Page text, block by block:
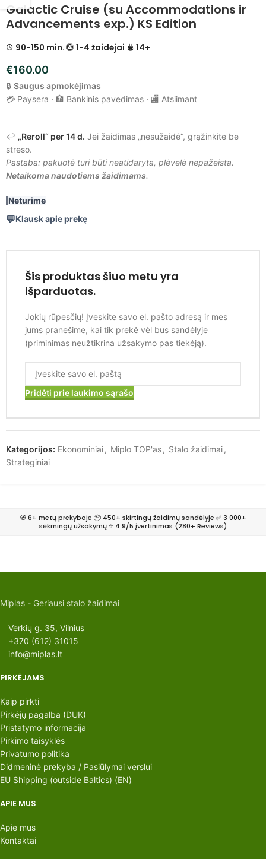
Galactic Cruise (su Accommodations ir
Advancements exp.) KS Edition
90-150 min. 1-4 žaidėjai 14+
€160.00
🔒 Saugus apmokėjimas
💳 Paysera · 🏦 Bankinis pavedimas · 🏬 Atsiimant
↩️ „Reroll“ per 14 d. Jei žaidimas „nesužaidė“, grąžinkite be
streso.
Pastaba: pakuotė turi būti neatidaryta, plėvelė nepažeista.
Netaikoma naudotiems žaidimams.
Neturime
Klausk apie prekę
Šis produktas šiuo metu yra
išparduotas.
Jokių rūpesčių! Įveskite savo el. pašto adresą ir mes
jums pranešime, kai tik prekė vėl bus sandėlyje
(priminimas neužtikrina užsakymo pas tiekėją).
Pridėti prie laukimo sąrašo
Kategorijos: Ekonominiai, Miplo TOP'as, Stalo žaidimai,
Strateginiai
🧭 6+ metų prekyboje 📦 450+ skirtingų žaidimų sandėlyje ✅ 3 000+
sėkmingų užsakymų ⭐ 4.9/5 įvertinimas (280+ Reviews)
Miplas - Geriausi stalo žaidimai
Verkių g. 35, Vilnius
+370 (612) 31015
info@miplas.lt
PIRKĖJAMS
Kaip pirkti
Pirkėjų pagalba (DUK)
Pristatymo informacija
Pirkimo taisyklės
Privatumo politika
Didmeninė prekyba / Pasiūlymai verslui
EU Shipping (outside Baltics) (EN)
APIE MUS
Apie mus
Kontaktai